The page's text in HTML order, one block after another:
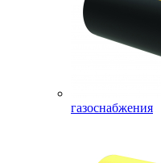
газоснабжения